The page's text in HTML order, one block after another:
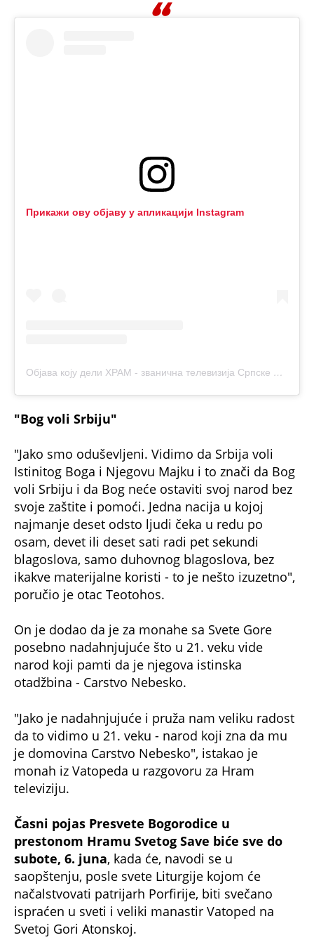
Прикажи ову објаву у апликацији Instagram
Објава коју дели ХРАМ - званична телевизија Српске Православне Цркве (@hram.tv)
"Bog voli Srbiju"
"Jako smo oduševljeni. Vidimo da Srbija voli
Istinitog Boga i Njegovu Majku i to znači da Bog
voli Srbiju i da Bog neće ostaviti svoj narod bez
svoje zaštite i pomoći. Jedna nacija u kojoj
najmanje deset odsto ljudi čeka u redu po
osam, devet ili deset sati radi pet sekundi
blagoslova, samo duhovnog blagoslova, bez
ikakve materijalne koristi - to je nešto izuzetno",
poručio je otac Teotohos.
On je dodao da je za monahe sa Svete Gore
posebno nadahnjujuće što u 21. veku vide
narod koji pamti da je njegova istinska
otadžbina - Carstvo Nebesko.
"Jako je nadahnjujuće i pruža nam veliku radost
da to vidimo u 21. veku - narod koji zna da mu
je domovina Carstvo Nebesko", istakao je
monah iz Vatopeda u razgovoru za Hram
televiziju.
Časni pojas Presvete Bogorodice u
prestonom Hramu Svetog Save biće sve do
subote, 6. juna, kada će, navodi se u
saopštenju, posle svete Liturgije kojom će
načalstvovati patrijarh Porfirije, biti svečano
ispraćen u sveti i veliki manastir Vatoped na
Svetoj Gori Atonskoj.